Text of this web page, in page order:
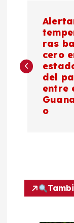
v
ras
cero
del
entre
o